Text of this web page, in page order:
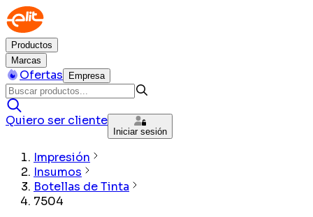
Productos
Marcas
Ofertas Empresa
Quiero ser cliente
Iniciar sesión
Impresión
Insumos
Botellas de Tinta
7504